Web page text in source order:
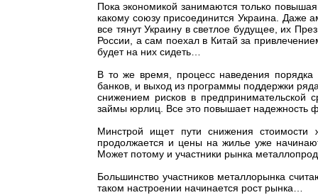
Пока экономикой занимаются только повышая
какому союзу присоединится Украина. Даже
все тянут Украину в светлое будущее, их
России, а сам поехал в Китай за
будет на них сидеть…
В то же время, процесс наведения
банков, и выход из программы поддержки
снижением рисков в предпринимательской
займы юрлиц. Все это повышает надежность
Минстрой ищет пути снижения стоимости
продолжается и цены на жилье уже
Может потому и участники рынка
Большинство участников металлорынка
таком настроении начинается рост рынка…